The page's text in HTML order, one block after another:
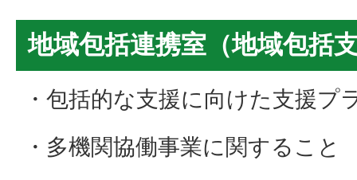
地域包括連携室（地域包括
・包括的な支援に向けた支援プ
・多機関協働事業に関すること